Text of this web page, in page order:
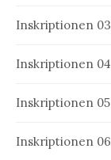
Inskriptionen 03
Inskriptionen 04
Inskriptionen 05
Inskriptionen 06